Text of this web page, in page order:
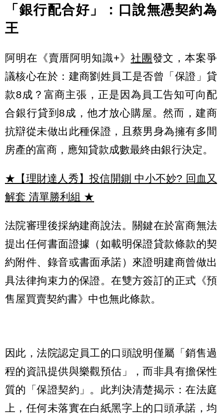
「銀行配合好」：口說無憑契約為
王
阿明在《賣厝阿明知識+》 社團發文，本案爭
議核心在於：建商劉姓員工是否曾「保證」貸
款8成？富商主張，正是因為員工告知可向配
合銀行貸到8成，他才放心購屋。然而，建商
抗辯從未做出此種保證，且蔡男身為擁有多間
房產的富商，應知貸款成數最終由銀行決定。
★【理財達人秀】投信開鍘 中小不妙? 回血又
解套 清單勝利組 ★
法院審理後採納建商說法。關鍵在於富商無法
提出任何書面證據（如載明保證貸款條款的契
約附件、錄音或書面承諾）來證明建商曾做出
具法律拘束力的保證。在雙方簽訂的正式《預
售屋買賣契約書》中也無此條款。
因此，法院認定員工的口頭說明僅屬「銷售過
程的資訊提供與樂觀預估」，而非具有擔保性
質的「保證契約」。此判決清楚揭示：在法庭
上，任何未落實在白紙黑字上的口頭承諾，均